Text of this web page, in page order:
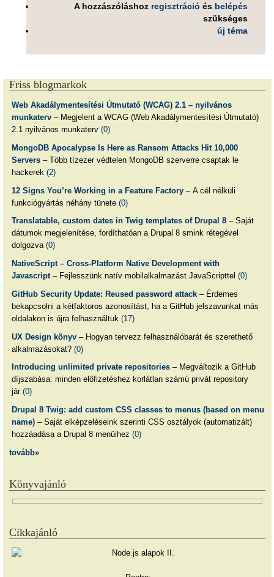
A hozzászóláshoz regisztráció és belépés
szükséges
új téma
Friss blogmarkok
Web Akadálymentesítési Útmutató (WCAG) 2.1 – nyilvános
munkaterv– Megjelent a WCAG (Web Akadálymentesítési Útmutató)
2.1 nyilvános munkaterv (0)
MongoDB Apocalypse Is Here as Ransom Attacks Hit 10,000
Servers– Több tízezer védtelen MongoDB szerverre csaptak le
hackerek (2)
12 Signs You’re Working in a Feature Factory– A cél nélküli
funkciógyártás néhány tünete (0)
Translatable, custom dates in Twig templates of Drupal 8– Saját
dátumok megjelenítése, fordíthatóan a Drupal 8 smink rétegével
dolgozva (0)
NativeScript – Cross-Platform Native Development with
Javascript– Fejlesszünk natív mobilalkalmazást JavaScripttel (0)
GitHub Security Update: Reused password attack– Érdemes
bekapcsolni a kétfaktoros azonosítást, ha a GitHub jelszavunkat más
oldalakon is újra felhasználtuk (17)
UX Design könyv– Hogyan tervezz felhasználóbarát és szerethető
alkalmazásokat? (0)
Introducing unlimited private repositories– Megváltozik a GitHub
díjszabása: minden előfizetéshez korlátlan számú privát repository
jár (0)
Drupal 8 Twig: add custom CSS classes to menus (based on menu
name)– Saját elképzeléseink szerinti CSS osztályok (automatizált)
hozzáadása a Drupal 8 menüihez (0)
tovább»
Könyvajánló
Cikkajánló